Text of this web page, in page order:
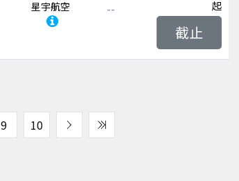
星宇航空
-- 起
截止
9 10